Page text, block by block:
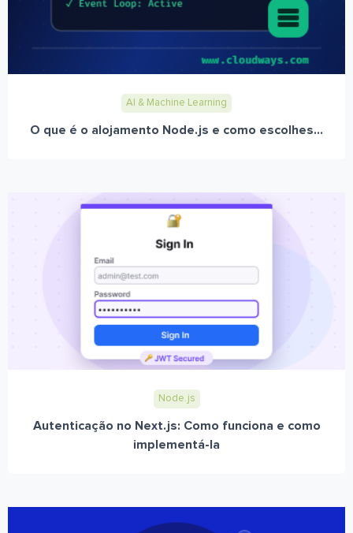
AI & Machine Learning
O que é o alojamento Node.js e como escolhes...
Node.js
Autenticação no Next.js: Como funciona e como
implementá-la